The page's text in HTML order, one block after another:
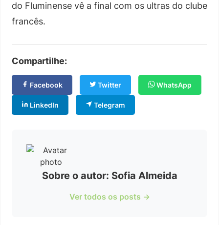
do Fluminense vê a final com os ultras do clube
francês.
Compartilhe:
Facebook Twitter WhatsApp
LinkedIn Telegram
Sobre o autor: Sofia Almeida
Ver todos os posts →